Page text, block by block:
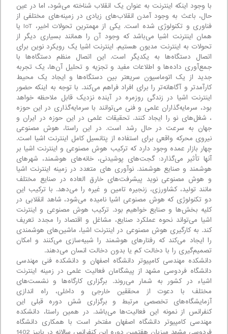
با وجود اینکه اینترنت به عنوان یک انقلاب شناخته می‌شود، اما در عین
حال، باعث به وجود آمدن انقلاب‌های زیادی در زمینه‌های مختلفی از
فناوری و تکنولوژی شده است. یکی از مهمترین تحولات اخیر، IoT یا
همان اینترنت اشیا می‌باشد که وجود آن را همانند بسیاری دیگر از
تحولات به اینترنت مدیون هستیم. اینترنت اشیا یک رویکرد نوین برای
اتصال دستگاه‌ها به یکدیگر است. این اتصال منظم دستگاه‌ها با
جمع‌آوری داده‌ها و اطلاعات مفید و تجزیه و تحلیل آن‌ها، یک تجربه
جدید از یک اتوماسیون سریعتر بین دستگاه‌ها و ایجاد یک محیط
کارآمدتر و آگاهانه‌تر را برای افراد فراهم می‌کند. با توجه به اینکه حضور
اینترنت اشیا در زندگی روزمره در آینده نزدیک قابل ملاحظه خواهد
بود، سرمایه‌گذاران علمی و فنی می‌توانند با سرمایه‌گذاری در این حوزه
، شغل‌های نو را ایجاد کنند. تحقیقات علمی در این حوزه در ایران و
جهان به سرعت در حال رشد است. در این راستا، هوش مصنوعی
نیروی محرکه واقعی برای استفاده از پتانسیل کامل اینترنت اشیا است.
چهار بازار عمده وجود دارد که ترکیب هوش مصنوعی و اینترنت اشیا بر
آنها تأثیر می‌گذارد: گجت‌های پوشیدنی، خانه‌های هوشمند، شهرهای
هوشمند و صنایع هوشمند. نوآوری ‌های متعدد در زمینه اینترنت اشیا
و هوش مصنوعی نوید پیشرفت‌های خارق العاده در صنایع مختلف
مانند تولید، کشاورزی، زنجیره تامین و غیره را می‌دهد. با ترکیب این
دو تکنولوژی که هوش مصنوعی اشیا نامیده می‌شود، شاهد انقلابی در
کلیه بخش‌ها و صنایع خواهیم بود. ترکیب هوش مصنوعی و اینترنت
اشیا می‌تواند نحوه عملکرد صنایع، مشاغل و اقتصاد را مجدد تعریف
کند. به کارگیری هوش مصنوعی در اینترنت اشیا، ماشین‌های هوشمندی
را ایجاد می‌کند که رفتارهای هوشمند را شبیه‌سازی می‌کنند و امکان
تصمیم‌گیری را با دخالت کم یا بدون دخالت انسان می‌دهند.
دانشکده مهندسی کامپیوتر دانشگاه اصفهان و دانشکده فنی مهندسی
دانشگاه فردوسی مشهد از پیشگامان فعالیت علمی در زمینه اینترنت
اشیاء در کشور به شمار می‌روند. برگزاری کارگاه‌ها و نشست‌های
مختلف با دعوت از محققین خارجی و داخلی، راه اندازی
آزمایشگاه‌های تخصصی مرتبط و برگزاری شش دوره قبلی این
کنفرانس از نمونه این فعالیت‌ها می‌باشد. در همین راستا، دانشکده
مهندسی کامپیوتر دانشگاه اصفهان مفتخر است با همکاری دانشگاه